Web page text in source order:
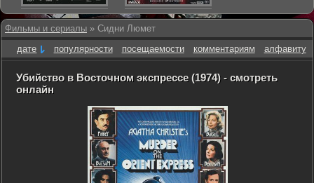
Фильмы и сериалы » Сидни Люмет
дате
популярности посещаемости комментариям алфавиту
Убийство в Восточном экспрессе (1974) - смотреть
онлайн